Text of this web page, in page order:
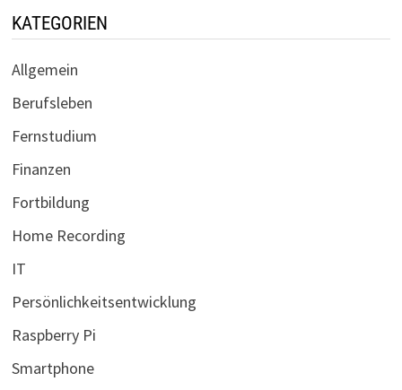
KATEGORIEN
Allgemein
Berufsleben
Fernstudium
Finanzen
Fortbildung
Home Recording
IT
Persönlichkeitsentwicklung
Raspberry Pi
Smartphone